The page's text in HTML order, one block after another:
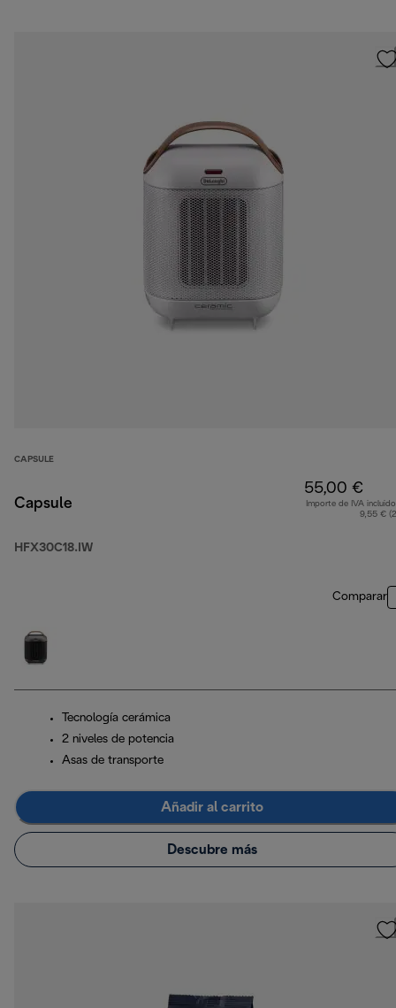
CAPSULE
Capsule
HFX30C18.IW
55,00 €
Importe de IVA
9,55 €
Comparar
Tecnología cerámica
2 niveles de potencia
Asas de transporte
Añadir al carrito
Descubre más